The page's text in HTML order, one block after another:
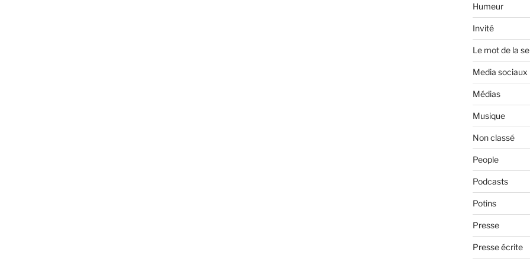
Humeur
Invité
Le mot de la
Media sociaux
Médias
Musique
Non classé
People
Podcasts
Potins
Presse
Presse écrite